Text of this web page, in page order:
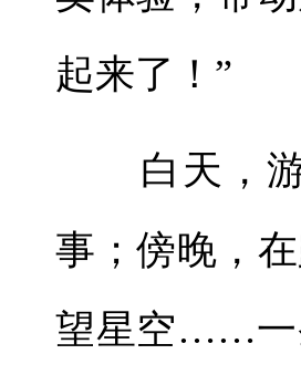
起来了！”
白天，游
事；傍晚，
望星空……一